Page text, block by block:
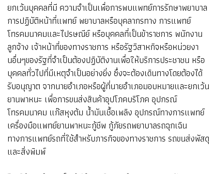
ยกเว้นบุคคลที่มี ความจำเป็นเพื่อการพบแพทย์การรักษาพยาบาล
การปฏิบัติหน้าที่แพทย์ พยาบาลหรือบุคลากรทาง การแพทย์
โทรคมนาคมและไปรษณีย์ หรือบุคคลที่เป็นข้าราชการ พนักงาน
ลูกจ้าง เจ้าหน้าที่ของทางราชการ หรือรัฐวิสาหกิจหรือหน่วยงา
นอื่นๆของรัฐที่จำเป็นต้องปฏิบัติงานเพื่อให้บริการประชาชน หรือ
บุคคลทั่วไปที่มีเหตุจำเป็นอย่างยิ่ง ซึ่งจะต้องเดินทางโดยต้องได้
รับอนุญาต จากนายอำเภอหรือผู้ที่นายอำเภอมอบหมายและยกเว้น
ยานพาหนะ เพื่อการขนส่งสินค้าอุปโภคบริโภค อุปกรณ์
โทรคมนาคม แก๊สหุงต้ม น้ำมันเชื้อเพลิง อุปกรณ์ทางการแพทย์
เครื่องมือแพทย์ยานพาหนะกู้ชีพ กู้ภัยรถพยาบาลรถฉุกเฉิน
ทางการแพทย์รถที่ใช้สำหรับภารกิจของทางราชการ รถขนส่งพัสดุ
และสิ่งพิมพ์